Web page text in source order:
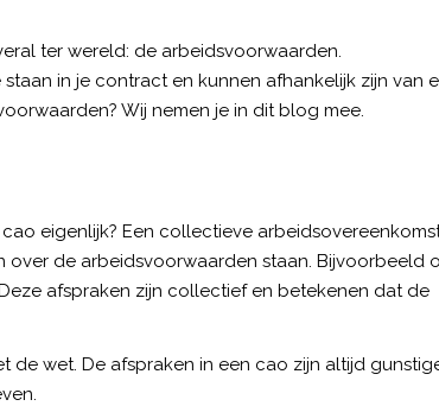
ter wereld: de arbeidsvoorwaarden.
in je contract en kunnen afhankelijk zijn van
Wij nemen je in dit blog mee.
eigenlijk? Een collectieve
over de arbeidsvoorwaarden staan. Bijvoorbeeld
afspraken zijn collectief en betekenen dat de
de wet. De afspraken in een cao zijn altijd